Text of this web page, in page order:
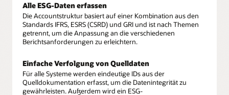
Alle ESG-Daten erfassen
Die Accountstruktur basiert auf einer Kombination aus den
Standards IFRS, ESRS (CSRD) und GRI und ist nach Themen
getrennt, um die Anpassung an die verschiedenen
Berichtsanforderungen zu erleichtern.
Einfache Verfolgung von Quelldaten
Für alle Systeme werden eindeutige IDs aus der
Quelldokumentation erfasst, um die Datenintegrität zu
gewährleisten. Außerdem wird ein ESG-